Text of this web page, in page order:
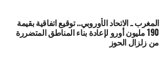
المغرب ـ الاتحاد الأوروبي.. توقيع اتفاقية بقيمة
190 مليون أورو لإعادة بناء المناطق المتضررة
من زلزال الحوز